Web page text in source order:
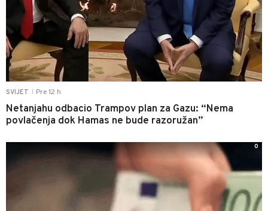
SVIJET Pre 12 h
Netanjahu odbacio Trampov plan za Gazu: “Nema
povlačenja dok Hamas ne bude razoružan”
0